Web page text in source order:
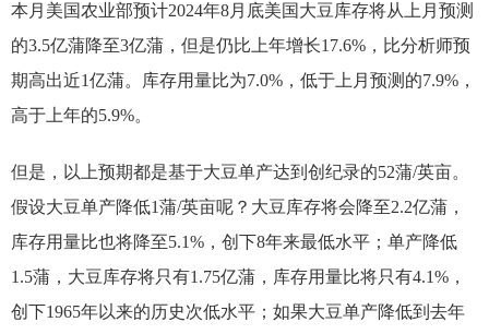
本月美国农业部预计2024年8月底美国大豆库存将从上月预测
的3.5亿蒲降至3亿蒲，但是仍比上年增长17.6%，比分析师预
期高出近1亿蒲。库存用量比为7.0%，低于上月预测的7.9%，
高于上年的5.9%。
但是，以上预期都是基于大豆单产达到创纪录的52蒲/英亩。
假设大豆单产降低1蒲/英亩呢？大豆库存将会降至2.2亿蒲，
库存用量比也将降至5.1%，创下8年来最低水平；单产降低
1.5蒲，大豆库存将只有1.75亿蒲，库存用量比将只有4.1%，
创下1965年以来的历史次低水平；如果大豆单产降低到去年